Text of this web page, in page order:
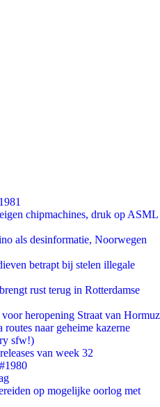
chipmachines, druk op ASML
als desinformatie, Noorwegen
betrapt bij stelen illegale
rust terug in Rotterdamse
heropening Straat van Hormuz
naar geheime kazerne
sfw!)
van week 32
op mogelijke oorlog met